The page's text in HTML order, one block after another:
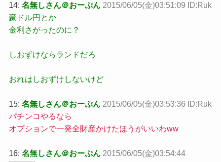
14: 名無しさん＠おーぷん 2015/06/05(金)03:51:09 ID:Ruk
豪ドル円とか
金利さがったのに？
しおずけならランドだろ
おれはしおずけしないけど
15: 名無しさん＠おーぷん 2015/06/05(金)03:53:36 ID:Ruk
パチンコやるなら
オプションで一発全財産かけたほうがいいわww
16: 名無しさん＠おーぷん 2015/06/05(金)03:54:44